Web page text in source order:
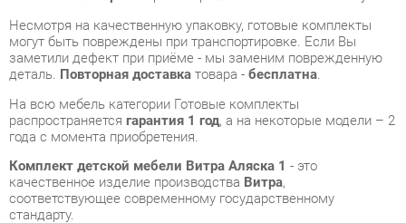
На всю мебель категории Готовые комплекты
распространяетсягарантия 1 год, а на некоторые модели – 2
года с момента приобретения.
Комплект детской мебели Витра Аляска 1- это
качественное изделие производства
соответствующее современному государственному
стандарту.
будем рады, если вы оставите отзыв об опыте его
использования, который поможет сориентироваться нашим
будущим покупателям.